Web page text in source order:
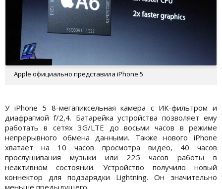
Apple официально представила iPhone 5
У iPhone 5 8-мегапиксельная камера с ИК-фильтром и
диафрагмой f/2,4. Батарейка устройства позволяет ему
работать в сетях 3G/LTE до восьми часов в режиме
непрерывного обмена данными. Также нового iPhone
хватает на 10 часов просмотра видео, 40 часов
прослушивания музыки или 225 часов работы в
неактивном состоянии. Устройство получило новый
коннектор для подзарядки Lightning. Он значительно